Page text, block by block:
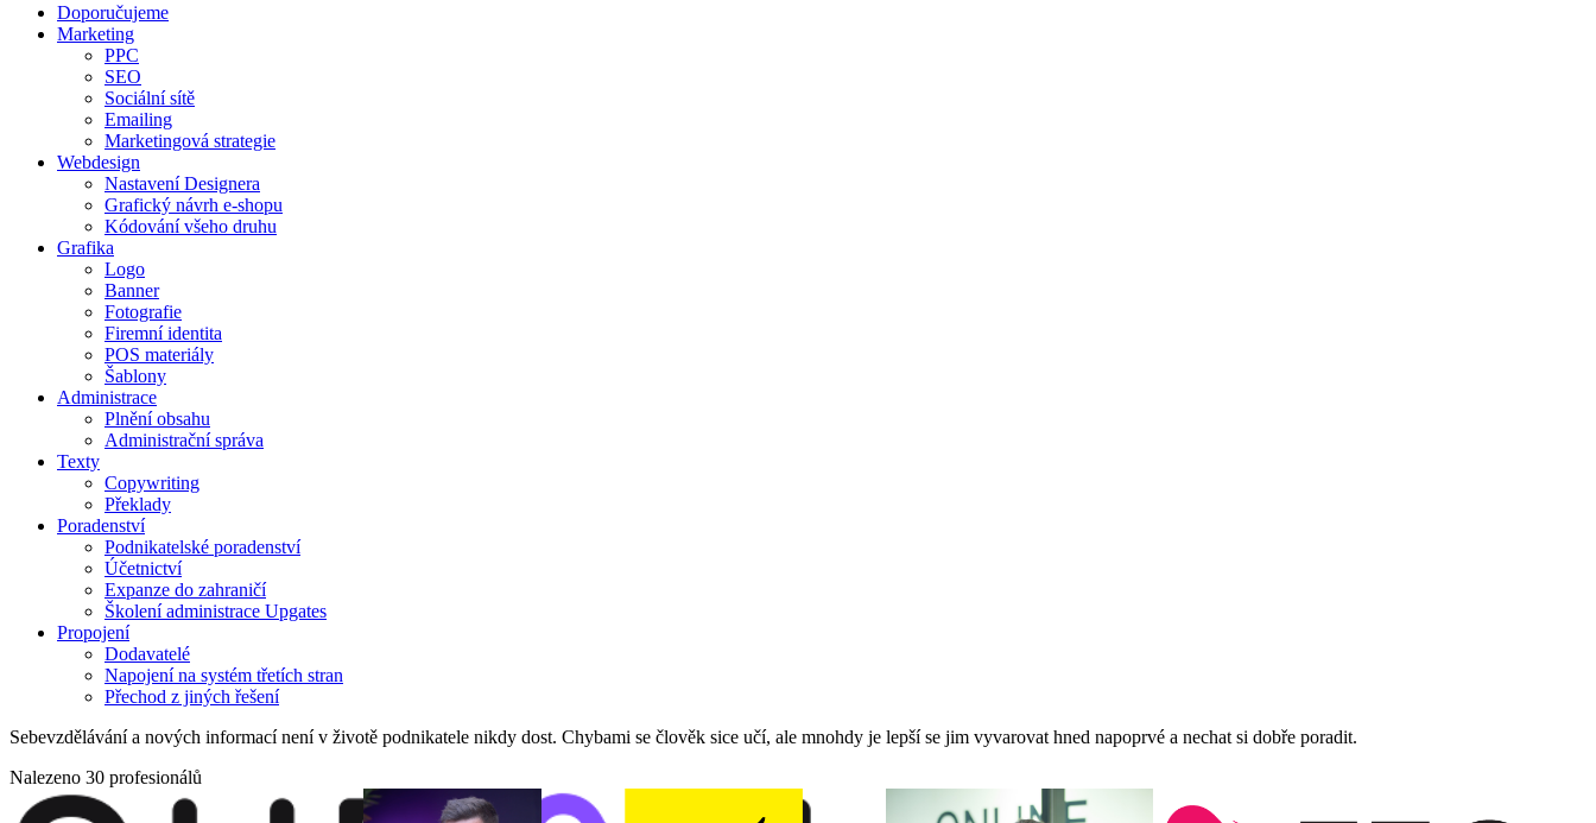
Doporučujeme
Marketing
PPC
SEO
Sociální sítě
Emailing
Marketingová strategie
Webdesign
Nastavení Designera
Grafický návrh e-shopu
Kódování všeho druhu
Grafika
Logo
Banner
Fotografie
Firemní identita
POS materiály
Šablony
Administrace
Plnění obsahu
Administrační správa
Texty
Copywriting
Překlady
Poradenství
Podnikatelské poradenství
Účetnictví
Expanze do zahraničí
Školení administrace Upgates
Propojení
Dodavatelé
Napojení na systém třetích stran
Přechod z jiných řešení
Sebevzdělávání a nových informací není v životě podnikatele nikdy dost. Chybami se člověk sice učí, ale mnohdy je lepší se jim vyvarovat hned napoprvé a nechat si dobře poradit.
Nalezeno 30 profesionálů